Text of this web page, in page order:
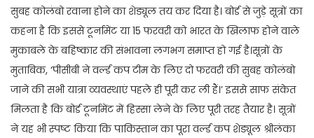
सुबह कोलंबो रवाना होने का शेड्यूल तय कर दिया है। बोर्ड से जुड़े सूत्रों का
कहना है कि इससे टूर्नामेंट या 15 फरवरी को भारत के खिलाफ होने वाले
मुकाबले के बहिष्कार की संभावना लगभग समाप्त हो गई है।सूत्रों के
मुताबिक, ‘पीसीबी ने वर्ल्ड कप टीम के लिए दो फरवरी की सुबह कोलंबो
जाने की सभी यात्रा व्यवस्थाएं पहले ही पूरी कर ली हैं।’ इससे साफ संकेत
मिलता है कि बोर्ड टूर्नामेंट में हिस्सा लेने के लिए पूरी तरह तैयार है। सूत्रों
ने यह भी स्पष्ट किया कि पाकिस्तान का पूरा वर्ल्ड कप शेड्यूल श्रीलंका